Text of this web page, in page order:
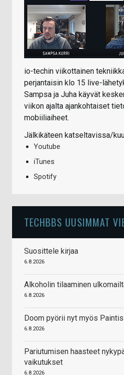
io-techin viikottainen
perjantaisin klo 15 live-
Sampsa ja Juha käyvät
viikon ajalta ajankohtaiset
mobiiliaiheet.
Jälkikäteen katseltavissa/
Youtube
iTunes
Spotify
TECHBBS UUSIMMAT
Suosittele kirjaa
6.8.2026
Alkoholin tilaaminen
6.8.2026
Doom pyörii nyt myös
6.8.2026
Pariutumisen haasteet
vaikutukset
6.8.2026